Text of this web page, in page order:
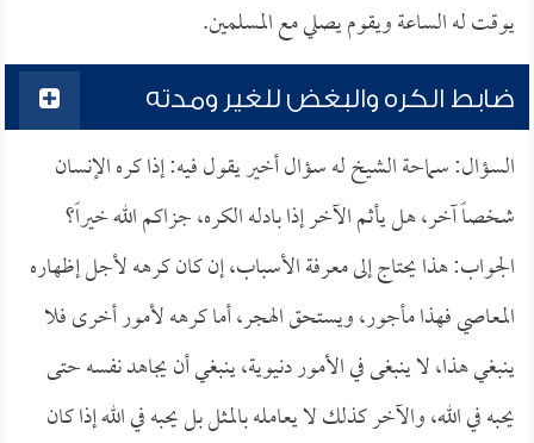
يوقت له الساعة ويقوم يصلي مع المسلمين.
ضابط الكره والبغض للغير ومدته
السؤال: سماحة الشيخ له سؤال أخير يقول فيه: إذا كره الإنسان
شخصاً آخر، هل يأثم الآخر إذا بادله الكره، جزاكم الله خيراً؟
الجواب: هذا يحتاج إلى معرفة الأسباب، إن كان كرهه لأجل إظهاره
المعاصي فهذا مأجور، ويستحق الهجر، أما كرهه لأمور أخرى فلا
ينبغي هذا، لا ينبغى في الأمور دنيوية، ينبغي أن يجاهد نفسه حتى
يحبه في الله، والآخر كذلك لا يعامله بالمثل بل يحبه في الله إذا كان